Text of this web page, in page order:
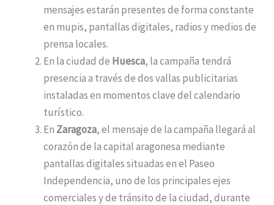
mensajes estarán presentes de forma constante
en mupis, pantallas digitales, radios y medios de
prensa locales.
En la ciudad de Huesca, la campaña tendrá
presencia a través de dos vallas publicitarias
instaladas en momentos clave del calendario
turístico.
En Zaragoza, el mensaje de la campaña llegará al
corazón de la capital aragonesa mediante
pantallas digitales situadas en el Paseo
Independencia, uno de los principales ejes
comerciales y de tránsito de la ciudad, durante